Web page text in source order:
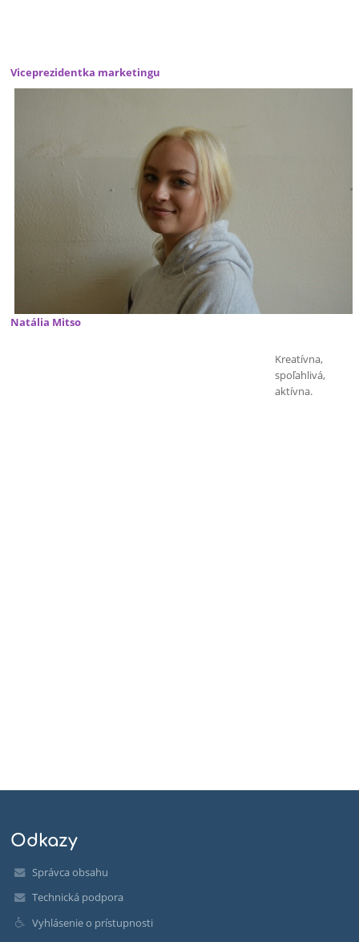
Viceprezidentka marketingu
Natália Mitso
Kreatívna,
spoľahlivá,
aktívna.
Odkazy
Správca obsahu
Technická podpora
Vyhlásenie o prístupnosti